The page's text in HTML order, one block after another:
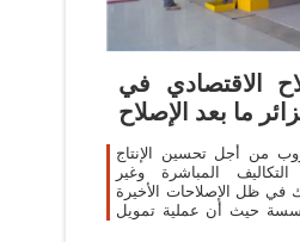
الاقتصادي في
ما بعد الإصلاح
من أجل تحسين الإنتاج
التكاليف المباشرة وغير
في ظل الإصلاحات الأخيرة
حيث أن عملية تمويل